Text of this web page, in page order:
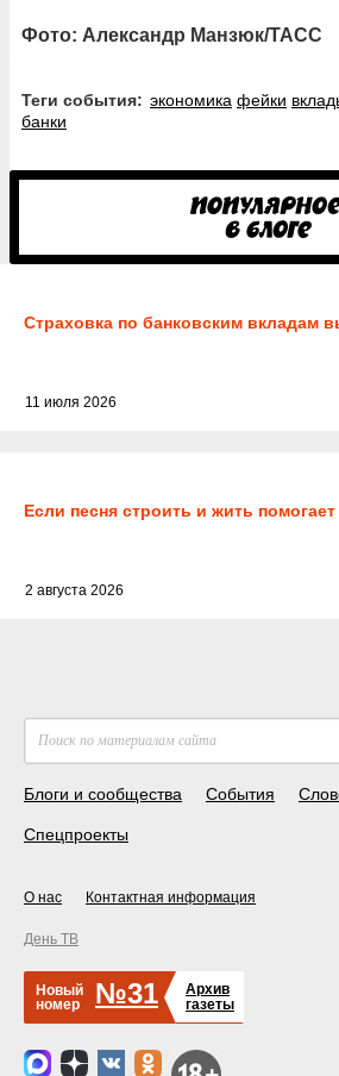
Фото: Александр Манзюк/ТАСС
Теги события: экономика фейки
банки
Страховка по банковским вкладам
11 июля 2026
Если песня строить и жить помогает
2 августа 2026
Блоги и сообщества События
Спецпроекты
О нас Контактная информация
День ТВ
Новый
номер
№31
Архив
газеты